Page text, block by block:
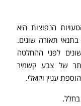
הנפוצות היא
בתנאי תאורה שונים.
לפני ההחלטה
של צבע קשמיר
עניין ויזואלי.
בחלל.